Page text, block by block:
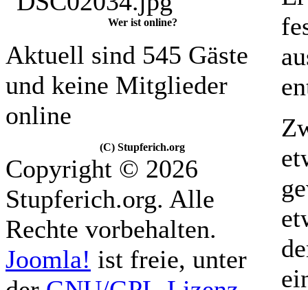
Wer ist online?
Aktuell sind 545 Gäste
und keine Mitglieder
online
(C) Stupferich.org
Copyright © 2026
Stupferich.org. Alle
Rechte vorbehalten.
Joomla! ist freie, unter